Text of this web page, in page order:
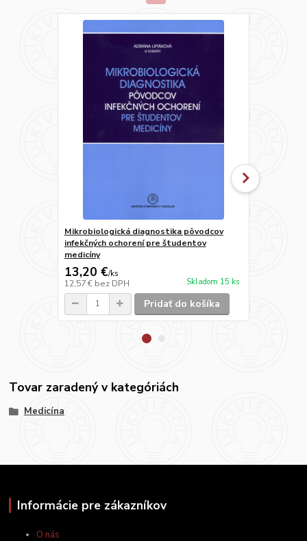
Mikrobiologická diagnostika pôvodcov
infekčných ochorení pre študentov
medicíny
13,20 €/ks
12,57 € bez DPH Skladom 15 ks
Pridať do košíka
Tovar zaradený v kategóriách
Medicína
Informácie pre zákazníkov
O nás